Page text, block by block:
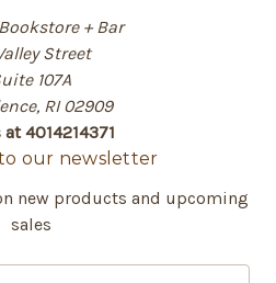
+ Bar
Street
107A
RI 02909
4014214371
our newsletter
new products and upcoming
sales